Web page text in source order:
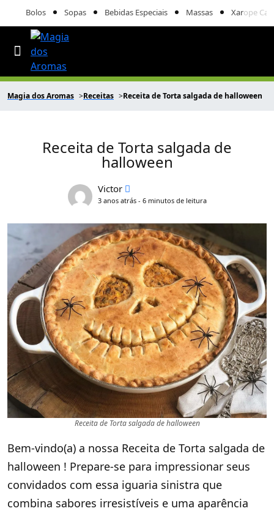
Bolos Sopas Bebidas Especiais Massas Xarope
Magia dos Aromas Receitas Receita de Torta salgada de halloween
Receita de Torta salgada de
halloween
Victor
3 anos atrás - 6 minutos de leitura
Receita de Torta salgada de halloween
Bem-vindo(a) a nossa Receita de Torta salgada de
halloween ! Prepare-se para impressionar seus
convidados com essa iguaria sinistra que
combina sabores irresistíveis e uma aparência